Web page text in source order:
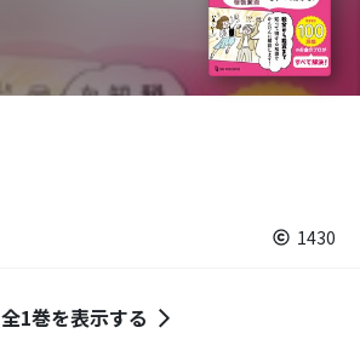
1430
全1巻を表示する